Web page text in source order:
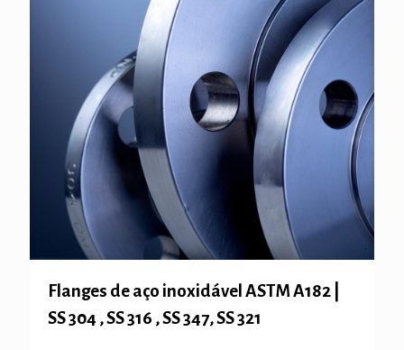
Flanges de aço inoxidável ASTM A182 |
SS 304 , SS 316 , SS 347, SS 321